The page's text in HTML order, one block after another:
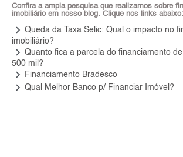
Confira a ampla pesquisa que realizamos sobre
imobiliário em nosso blog. Clique nos links abaixo:
keyboard_arrow_right Queda da Taxa Selic: Qual o impacto no
imobiliário?
keyboard_arrow_right Quanto fica a parcela do financiamento
500 mil?
keyboard_arrow_right Financiamento Bradesco
keyboard_arrow_right Qual Melhor Banco p/ Financiar Imóvel?